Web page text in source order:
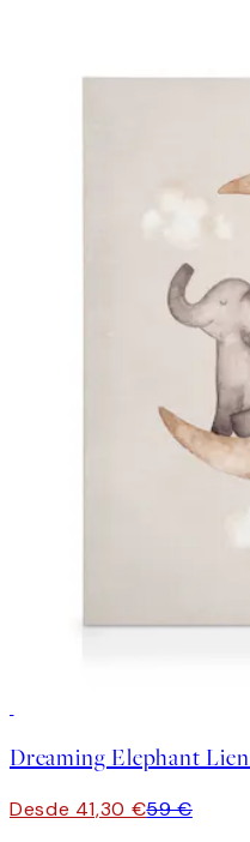
Dreaming Elephant
Desde 41,30 €59 €